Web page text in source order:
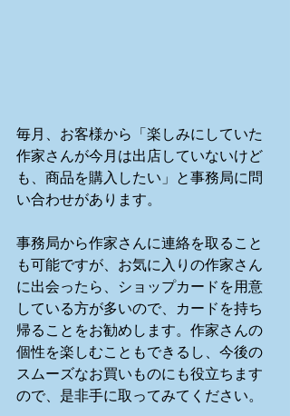
毎月、お客様から「楽しみにしていた
作家さんが今月は出店していないけど
も、商品を購入したい」と事務局に問
い合わせがあります。
事務局から作家さんに連絡を取ること
も可能ですが、お気に入りの作家さん
に出会ったら、ショップカードを用意
している方が多いので、カードを持ち
帰ることをお勧めします。作家さんの
個性を楽しむこともできるし、今後の
スムーズなお買いものにも役立ちます
ので、是非手に取ってみてください。